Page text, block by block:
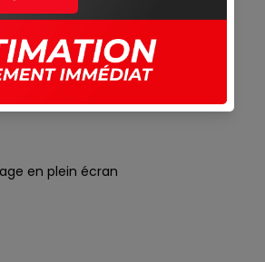
en plein écran